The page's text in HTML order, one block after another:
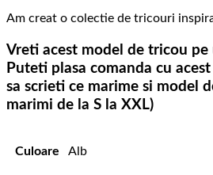
Am creat o colectie de tricouri
Vreti acest model de tricou
Puteti plasa comanda cu
sa scrieti ce marime si model
marimi de la S la XXL)
Culoare Alb